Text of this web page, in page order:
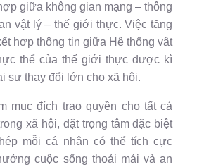
giữa không gian mạng – thông
vật lý – thế giới thực. Việc tăng
hợp thông tin giữa Hệ thống vật
thể của thế giới thực được kì
sự thay đổi lớn cho xã hội.
mục đích trao quyền cho tất cả
xã hội, đặt trọng tâm đặc biệt
mỗi cá nhân có thể tích cực
cuộc sống thoải mái và an